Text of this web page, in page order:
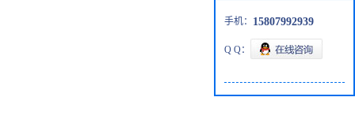
手机： 15807992939
Q Q：